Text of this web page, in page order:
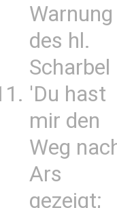
Warnung
des hl.
Scharbel
'Du hast
mir den
Weg
Ars
gezeigt;